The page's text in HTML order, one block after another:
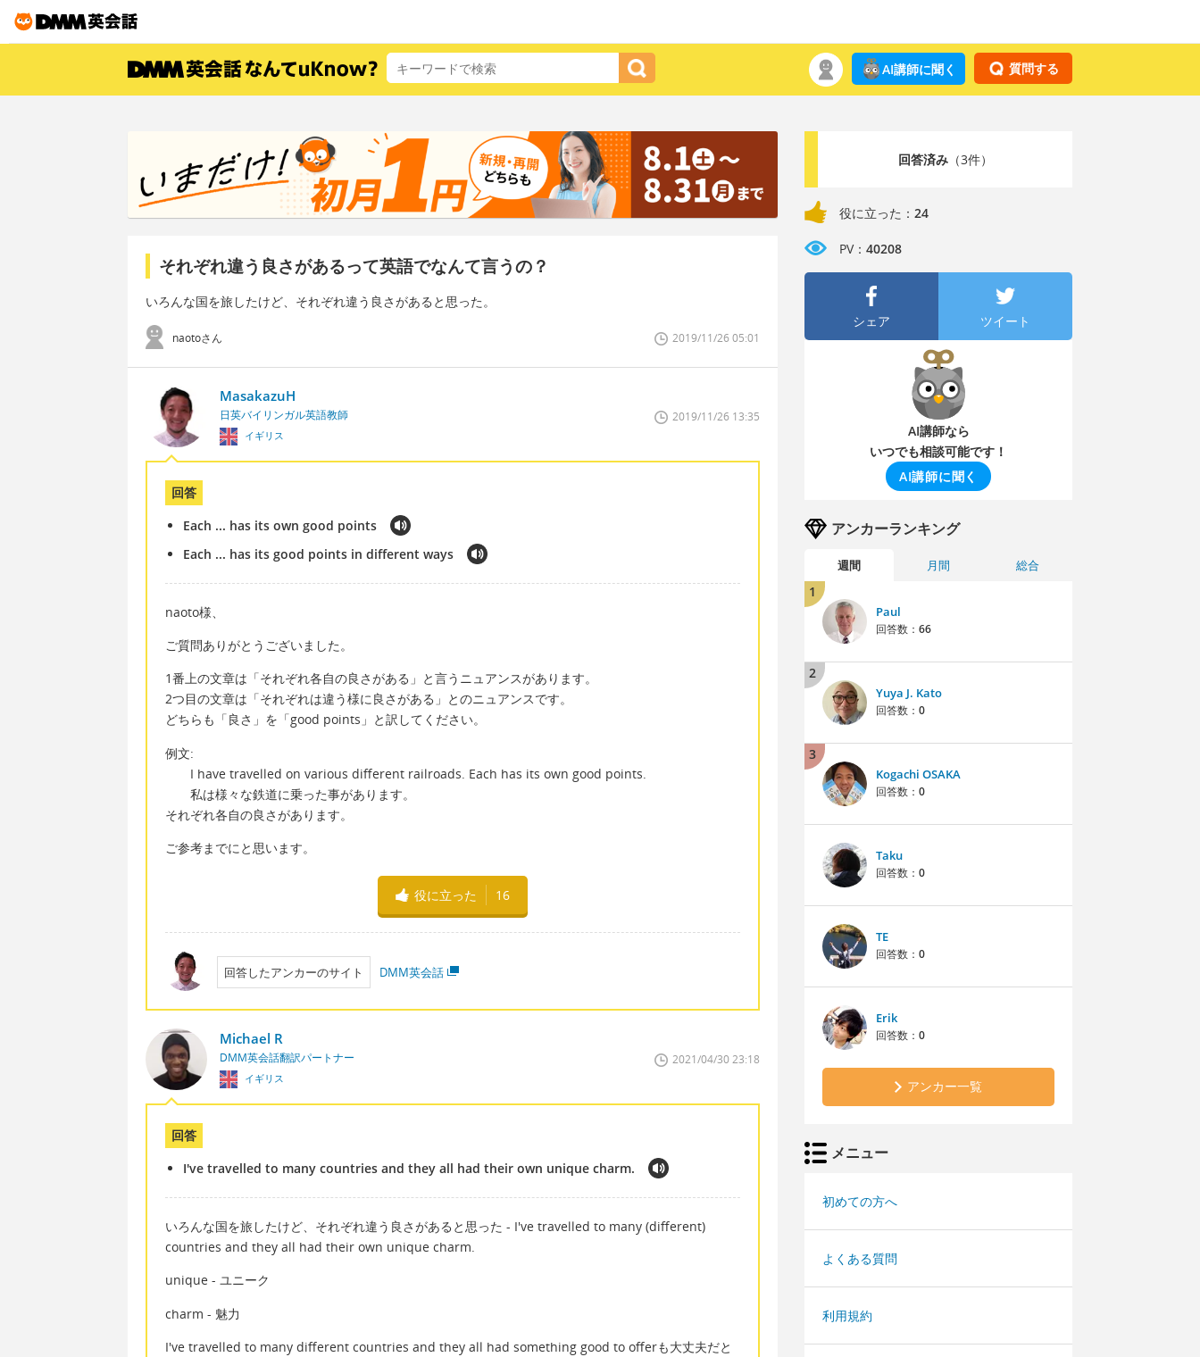
質問する
AI講師に聞く
それぞれ違う良さがあるって英語でなんて言うの？
いろんな国を旅したけど、それぞれ違う良さがあると思った。
naotoさん 2019/11/26 05:01
MasakazuH
日英バイリンガル英語教師
イギリス
2019/11/26 13:35
回答
Each ... has its own good points
Each ... has its good points in different ways
naoto様、
ご質問ありがとうございました。
1番上の文章は「それぞれ各自の良さがある」と言うニュアンスがあります。
2つ目の文章は「それぞれは違う様に良さがある」とのニュアンスです。
どちらも「良さ」を「good points」と訳してください。
例文:
I have travelled on various different railroads. Each has its own good points.
私は様々な鉄道に乗った事があります。
それぞれ各自の良さがあります。
ご参考までにと思います。
役に立った 16
回答したアンカーのサイト DMM英会話
Michael R
DMM英会話翻訳パートナー
イギリス
2021/04/30 23:18
回答
I've travelled to many countries and they all had their own unique charm.
いろんな国を旅したけど、それぞれ違う良さがあると思った - I've travelled to many (different)
countries and they all had their own unique charm.
unique - ユニーク
charm - 魅力
I've travelled to many different countries and they all had something good to offerも大丈夫だと
回答済み（3件）
役に立った： 24
PV： 40208
シェア ツイート
AI講師なら
いつでも相談可能です！
AI講師に聞く
アンカーランキング
週間 月間 総合
1
Paul
回答数： 66
2
Yuya J. Kato
回答数： 0
3
Kogachi OSAKA
回答数： 0
Taku
回答数： 0
TE
回答数： 0
Erik
回答数： 0
アンカー一覧
メニュー
初めての方へ
よくある質問
利用規約